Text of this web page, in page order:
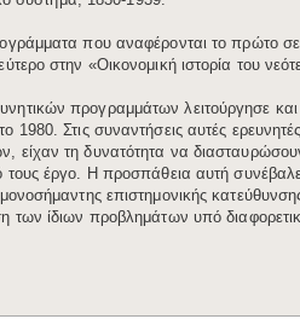
που αναφέρονται το πρώτο σε
στην «Οικονομική ιστορία του
προγραμμάτων λειτούργησε
1980. Στις συναντήσεις αυτές
τη δυνατότητα να διασταυρώσουν
τους έργο. Η προσπάθεια αυτή
επιστημονικής
των ίδιων προβλημάτων υπό